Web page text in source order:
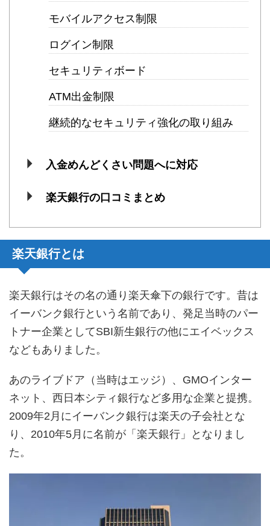
モバイルアクセス制限
ログイン制限
セキュリティボード
ATM出金制限
継続的なセキュリティ強化の取り組み
入金めんどくさい問題へに対応
楽天銀行の口コミまとめ
楽天銀行とは
楽天銀行はその名の通り楽天傘下の銀行です。昔は
イーバンク銀行という名前であり、発足当時のパー
トナー企業としてSBI新生銀行の他にエイベックス
などもありました。
あのライブドア（当時はエッジ）、GMOインター
ネット、西日本シティ銀行など多用な企業と提携。
2009年2月にイーバンク銀行は楽天の子会社とな
り、2010年5月に名前が「楽天銀行」となりまし
た。